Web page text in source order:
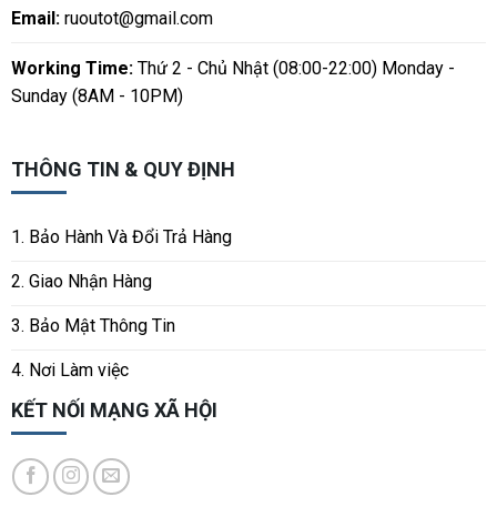
Email: ruoutot@gmail.com
Working Time:Thứ 2 - Chủ Nhật (08:00-22:00) Monday -
Sunday (8AM - 10PM)
THÔNG TIN & QUY ĐỊNH
1. Bảo Hành Và Đổi Trả Hàng
2. Giao Nhận Hàng
3. Bảo Mật Thông Tin
4. Nơi Làm việc
KẾT NỐI MẠNG XÃ HỘI